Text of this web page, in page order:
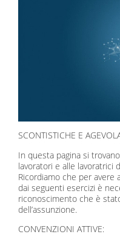
SCONTISTICHE E
In questa pagina si
lavoratori e alle lavoratrici
Ricordiamo che per avere
dai seguenti esercizi è
riconoscimento che è
dell’assunzione.
CONVENZIONI ATTIVE: